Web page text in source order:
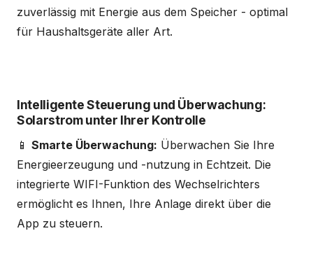
zuverlässig mit Energie aus dem Speicher - optimal
für Haushaltsgeräte aller Art.
Intelligente Steuerung und Überwachung:
Solarstrom unter Ihrer Kontrolle
📱 Smarte Überwachung: Überwachen Sie Ihre
Energieerzeugung und -nutzung in Echtzeit. Die
integrierte WIFI-Funktion des Wechselrichters
ermöglicht es Ihnen, Ihre Anlage direkt über die
App zu steuern.